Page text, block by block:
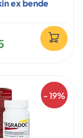
ex bende
- 19%